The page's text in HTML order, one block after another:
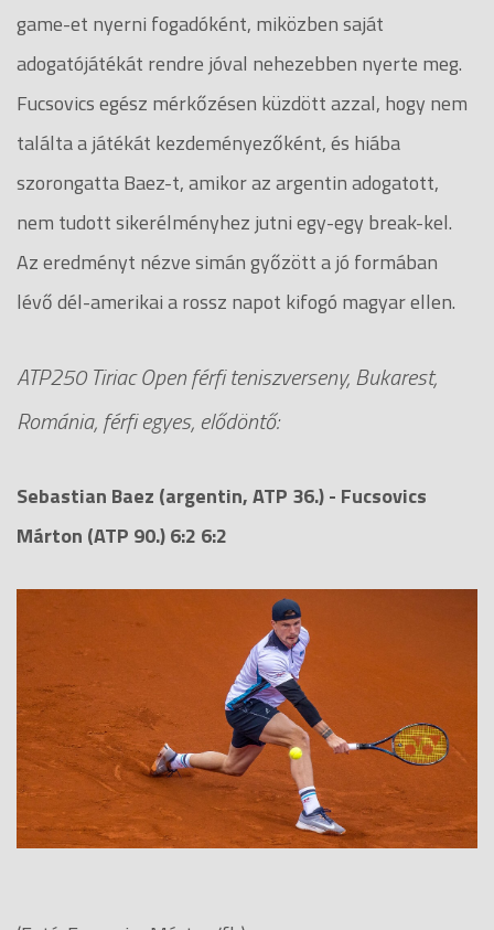
game-et nyerni fogadóként, miközben saját
adogatójátékát rendre jóval nehezebben nyerte meg.
Fucsovics egész mérkőzésen küzdött azzal, hogy nem
találta a játékát kezdeményezőként, és hiába
szorongatta Baez-t, amikor az argentin adogatott,
nem tudott sikerélményhez jutni egy-egy break-kel.
Az eredményt nézve simán győzött a jó formában
lévő dél-amerikai a rossz napot kifogó magyar ellen.
ATP250 Tiriac Open férfi teniszverseny, Bukarest,
Románia, férfi egyes, elődöntő:
Sebastian Baez (argentin, ATP 36.) - Fucsovics
Márton (ATP 90.) 6:2 6:2